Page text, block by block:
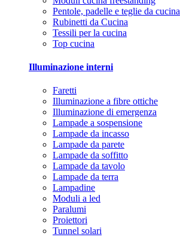
Pentole, padelle e teglie da cucina
Rubinetti da Cucina
Tessili per la cucina
Top cucina
Illuminazione interni
Faretti
Illuminazione a fibre ottiche
Illuminazione di emergenza
Lampade a sospensione
Lampade da incasso
Lampade da parete
Lampade da soffitto
Lampade da tavolo
Lampade da terra
Lampadine
Moduli a led
Paralumi
Proiettori
Tunnel solari